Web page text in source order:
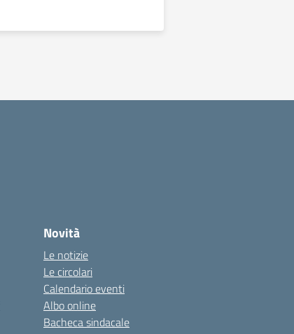
Novità
Le notizie
Le circolari
Calendario eventi
Albo online
Bacheca sindacale